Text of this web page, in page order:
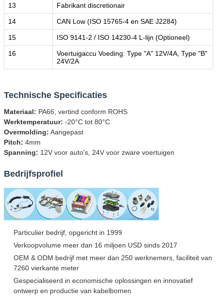
13 Fabrikant discretionair
14 CAN Low (ISO 15765-4 en SAE J2284)
15 ISO 9141-2 / ISO 14230-4 L-lijn (Optioneel)
16
Voertuigaccu Voeding: Type "A" 12V/4A, Type "B"
24V/2A
Technische Specificaties
Materiaal: PA66, vertind conform ROHS
Werktemperatuur: -20°C tot 80°C
Overmolding: Aangepast
Pitch: 4mm
Spanning: 12V voor auto's, 24V voor zware voertuigen
Bedrijfsprofiel
Particulier bedrijf, opgericht in 1999
Verkoopvolume meer dan 16 miljoen USD sinds 2017
OEM & ODM bedrijf met meer dan 250 werknemers, faciliteit van
7260 vierkante meter
Gespecialiseerd in economische oplossingen en innovatief
ontwerp en productie van kabelbomen